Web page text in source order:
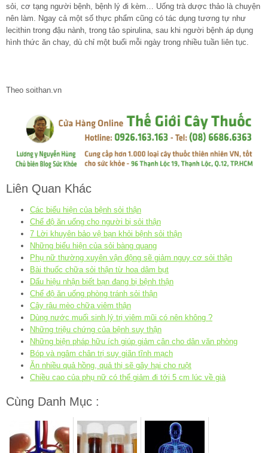
sỏi, cơ tạng người bệnh, bệnh lý đi kèm… Uống trà dược thảo là chuyện
nên làm. Ngay cả một số thực phẩm cũng có tác dụng tương tự như
lecithin trong đậu nành, trong tảo spirulina, sau khi người bệnh áp dụng
hình thức ăn chay, dù chỉ một buổi mỗi ngày trong nhiều tuần liên tục.
Theo soithan.vn
Liên Quan Khác
Các biểu hiện của bệnh sỏi thận
Chế độ ăn uống cho người bị sỏi thận
7 Lời khuyên bảo vệ bạn khỏi bệnh sỏi thận
Những biểu hiện của sỏi bàng quang
Phụ nữ thường xuyên vận động sẽ giảm nguy cơ sỏi thận
Bài thuốc chữa sỏi thận từ hoa dâm bụt
Dấu hiệu nhận biết bạn đang bị bệnh thận
Chế độ ăn uống phòng tránh sỏi thận
Cây râu mèo chữa viêm thận
Dùng nước muối sinh lý trị viêm mũi có nên không ?
Những triệu chứng của bệnh suy thận
Những biện pháp hữu ích giúp giảm cân cho dân văn phòng
Bóp và ngâm chân trị suy giãn tĩnh mạch
Ăn nhiều quả hồng, quả thị sẽ gây hại cho ruột
Chiều cao của phụ nữ có thể giảm đi tới 5 cm lúc về già
Cùng Danh Mục :